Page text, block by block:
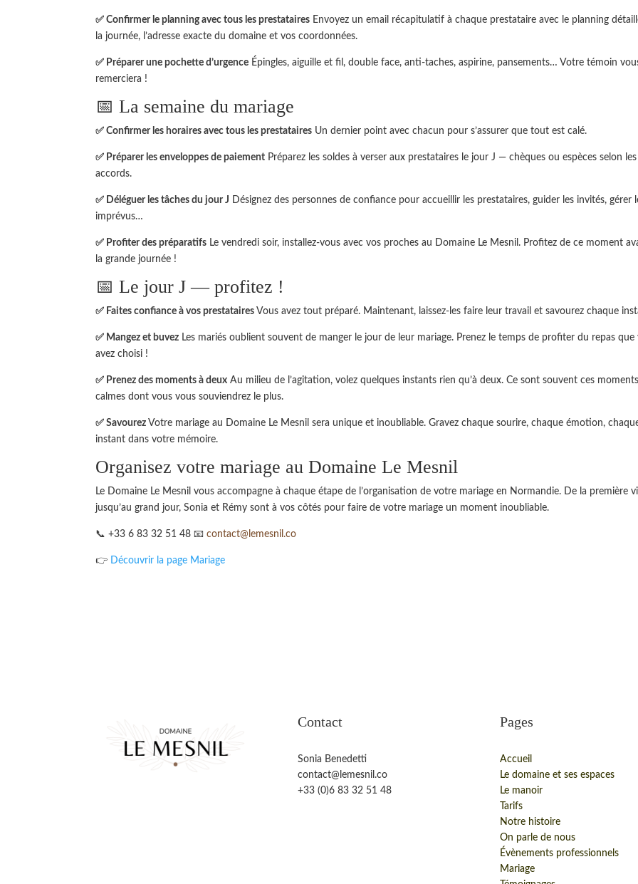
✅ Confirmer le planning avec tous les prestataires Envoyez un email récapitulatif à chaque prestataire avec le planning
la journée, l’adresse exacte du domaine et vos coordonnées.
✅ Préparer une pochette d’urgence Épingles, aiguille et fil, double face, anti-taches, aspirine, pansements… Votre témoin
remerciera !
📅 La semaine du mariage
✅ Confirmer les horaires avec tous les prestataires Un dernier point avec chacun pour s’assurer que tout est calé.
✅ Préparer les enveloppes de paiement Préparez les soldes à verser aux prestataires le jour J — chèques ou espèces selon les
accords.
✅ Déléguer les tâches du jour J Désignez des personnes de confiance pour accueillir les prestataires, guider les invités, gérer
imprévus…
✅ Profiter des préparatifs Le vendredi soir, installez-vous avec vos proches au Domaine Le Mesnil. Profitez de ce moment
la grande journée !
📅 Le jour J — profitez !
✅ Faites confiance à vos prestataires Vous avez tout préparé. Maintenant, laissez-les faire leur travail et savourez chaque
✅ Mangez et buvez Les mariés oublient souvent de manger le jour de leur mariage. Prenez le temps de profiter du repas que
avez choisi !
✅ Prenez des moments à deux Au milieu de l’agitation, volez quelques instants rien qu’à deux. Ce sont souvent ces moments
calmes dont vous vous souviendrez le plus.
✅ Savourez Votre mariage au Domaine Le Mesnil sera unique et inoubliable. Gravez chaque sourire, chaque émotion,
instant dans votre mémoire.
Organisez votre mariage au Domaine Le Mesnil
Le Domaine Le Mesnil vous accompagne à chaque étape de l’organisation de votre mariage en Normandie. De la première
jusqu’au grand jour, Sonia et Rémy sont à vos côtés pour faire de votre mariage un moment inoubliable.
📞 +33 6 83 32 51 48 📧contact@lemesnil.co
👉 Découvrir la page Mariage
Contact
Sonia Benedetti
contact@lemesnil.co
+33 (0)6 83 32 51 48
Pages
Accueil
Le domaine et ses espaces
Le manoir
Tarifs
Notre histoire
On parle de nous
Évènements professionnels
Mariage